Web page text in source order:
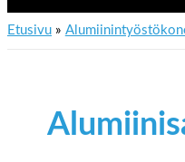
Etusivu